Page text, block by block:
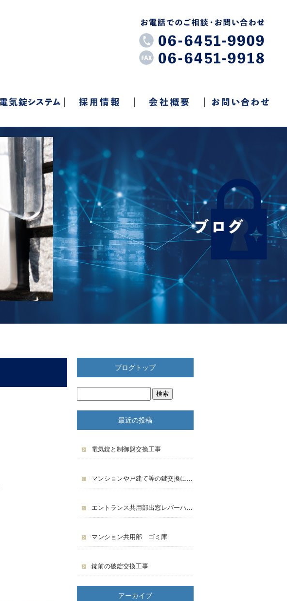
ブログトップ
最近の投稿
電気錠と制御盤交換工事
マンションや戸建て等の鍵交換について
エントランス共用部出窓レバーハンドル交換工事
マンション共用部 ゴミ庫
錠前の破錠交換工事
アーカイブ